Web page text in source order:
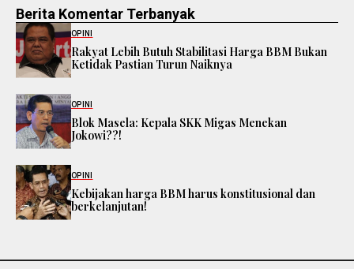
Berita Komentar Terbanyak
OPINI
Rakyat Lebih Butuh Stabilitasi Harga BBM Bukan
Ketidak Pastian Turun Naiknya
OPINI
Blok Masela: Kepala SKK Migas Menekan
Jokowi??!
OPINI
Kebijakan harga BBM harus konstitusional dan
berkelanjutan!